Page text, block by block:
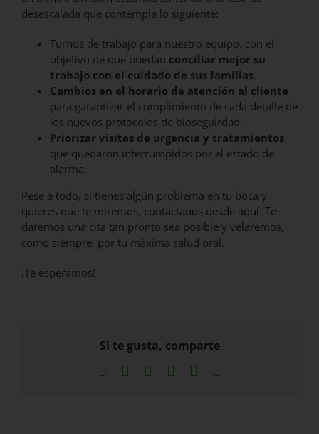
desescalada que contempla lo siguiente:
Turnos de trabajo para nuestro equipo, con el
objetivo de que puedan conciliar mejor su
trabajo con el cuidado de sus familias.
Cambios en el horario de atención al cliente
para garantizar el cumplimiento de cada detalle de
los nuevos protocolos de bioseguirdad.
Priorizar visitas de urgencia y tratamientos
que quedaron interrumpidos por el estado de
alarma.
Pese a todo, si tienes algún problema en tu boca y
quieres que te miremos, contáctanos desde aquí. Te
daremos una cita tan pronto sea posible y velaremos,
como siempre, por tu máxima salud oral.
¡Te esperamos!
Si te gusta, comparte
Facebook LinkedInWhatsApp
Pinterest